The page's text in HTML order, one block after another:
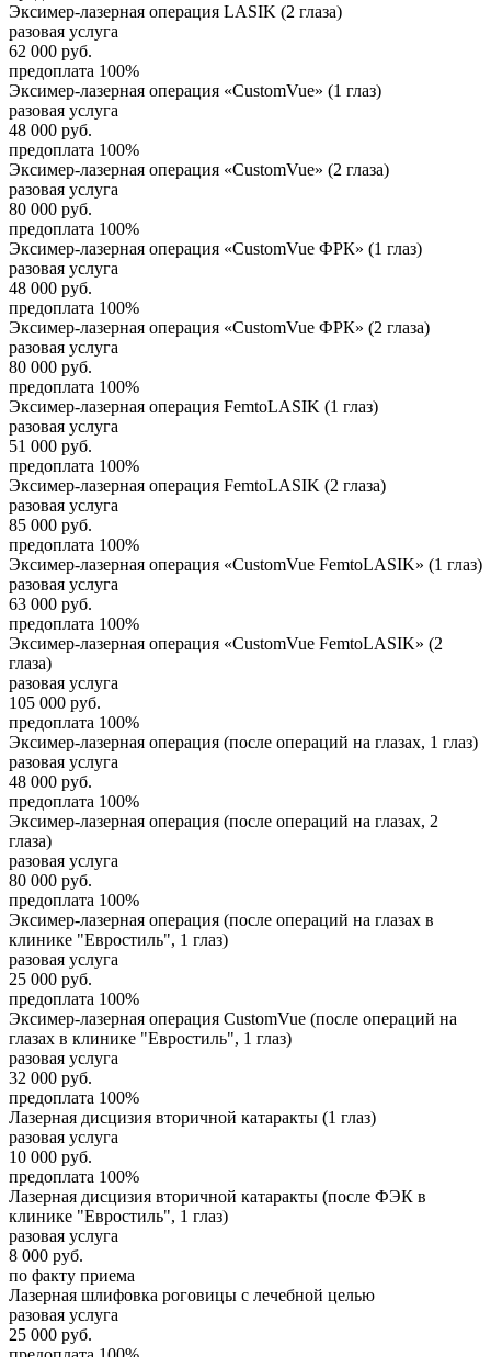
Эксимер-лазерная операция LASIK (2 глаза)
разовая услуга
62 000 руб.
предоплата 100%
Эксимер-лазерная операция «CustomVue» (1 глаз)
разовая услуга
48 000 руб.
предоплата 100%
Эксимер-лазерная операция «CustomVue» (2 глаза)
разовая услуга
80 000 руб.
предоплата 100%
Эксимер-лазерная операция «CustomVue ФРК» (1 глаз)
разовая услуга
48 000 руб.
предоплата 100%
Эксимер-лазерная операция «CustomVue ФРК» (2 глаза)
разовая услуга
80 000 руб.
предоплата 100%
Эксимер-лазерная операция FemtoLASIK (1 глаз)
разовая услуга
51 000 руб.
предоплата 100%
Эксимер-лазерная операция FemtoLASIK (2 глаза)
разовая услуга
85 000 руб.
предоплата 100%
Эксимер-лазерная операция «CustomVue FemtoLASIK» (1 глаз)
разовая услуга
63 000 руб.
предоплата 100%
Эксимер-лазерная операция «CustomVue FemtoLASIK» (2
глаза)
разовая услуга
105 000 руб.
предоплата 100%
Эксимер-лазерная операция (после операций на глазах, 1 глаз)
разовая услуга
48 000 руб.
предоплата 100%
Эксимер-лазерная операция (после операций на глазах, 2
глаза)
разовая услуга
80 000 руб.
предоплата 100%
Эксимер-лазерная операция (после операций на глазах в
клинике "Евростиль", 1 глаз)
разовая услуга
25 000 руб.
предоплата 100%
Эксимер-лазерная операция CustomVue (после операций на
глазах в клинике "Евростиль", 1 глаз)
разовая услуга
32 000 руб.
предоплата 100%
Лазерная дисцизия вторичной катаракты (1 глаз)
разовая услуга
10 000 руб.
предоплата 100%
Лазерная дисцизия вторичной катаракты (после ФЭК в
клинике "Евростиль", 1 глаз)
разовая услуга
8 000 руб.
по факту приема
Лазерная шлифовка роговицы с лечебной целью
разовая услуга
25 000 руб.